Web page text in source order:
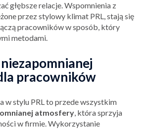
głębsze relacje. Wspomnienia z
przez stylowy klimat PRL, stają się
pracowników w sposób, który
metodami.
pracowników
w stylu PRL to przede wszystkim
atmosfery, która sprzyja
w firmie. Wykorzystanie